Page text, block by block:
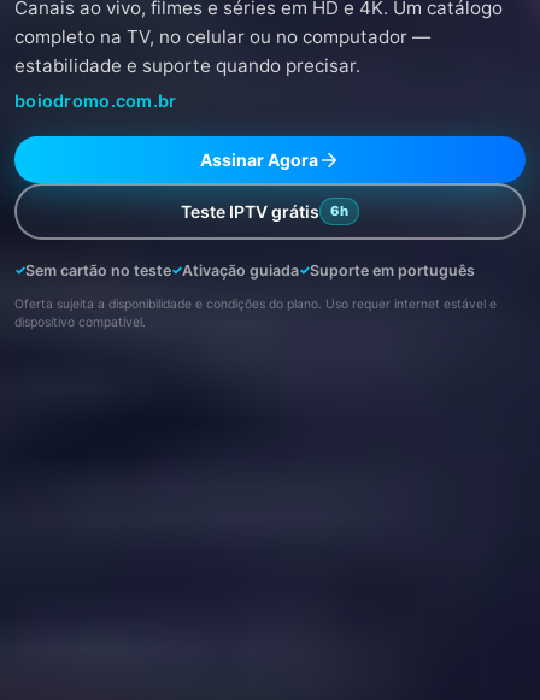
Canais ao vivo, filmes e séries em HD e 4K. Um catálogo
completo na TV, no celular ou no computador —
estabilidade e suporte quando precisar.
boiodromo.com.br
Assinar Agora
Teste IPTV grátis 6h
Sem cartão no teste Ativação guiada Suporte em português
Oferta sujeita a disponibilidade e condições do plano. Uso requer internet estável e
dispositivo compatível.